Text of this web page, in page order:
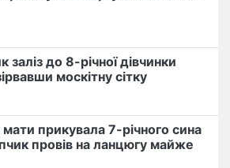
заліз до 8-річної дівчинки
москітну сітку
прикувала 7-річного сина
провів на ланцюгу майже